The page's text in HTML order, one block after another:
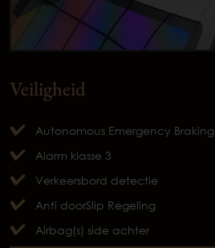
Veiligheid
Autonomous Emergency Braking
Alarm klasse 3
Verkeersbord detectie
Anti doorSlip Regeling
Airbag(s) side achter